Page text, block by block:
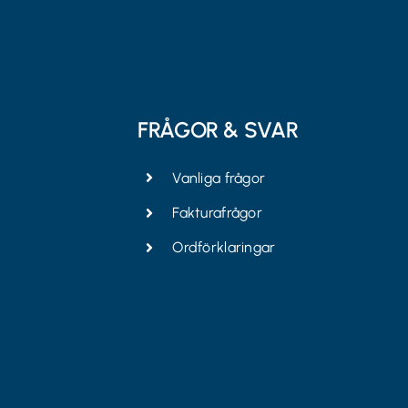
FRÅGOR & SVAR
Vanliga frågor
Fakturafrågor
Ordförklaringar